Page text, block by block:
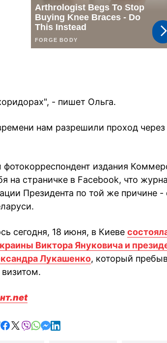
- пишет Ольга.
нам разрешили проход
издания
на страничке в Facebook, что
Президента по той же причине
сегодня, 18 июня, в Киеве
Виктора Януковича и
Лукашенко, который
отправить в Telegram
поделиться в Facebook
поделиться в X
отправить в Viber
отправить в Whatsapp
отправить в Messenger
отправить в LinkedIn